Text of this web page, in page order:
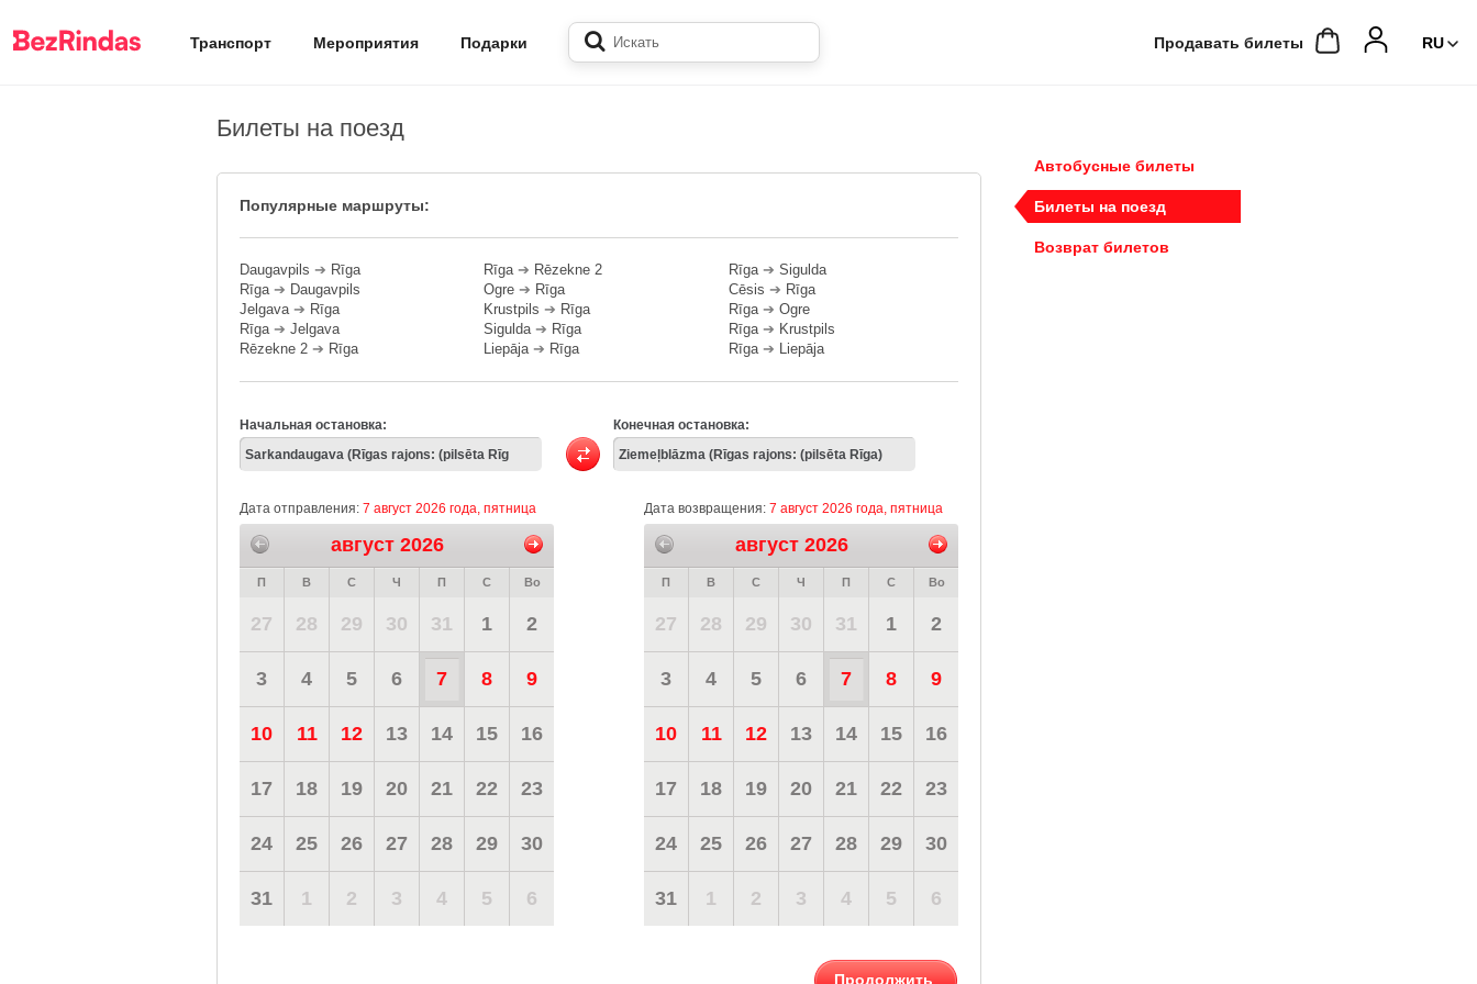
Транспорт Мероприятия Подарки Продавать билеты
Билеты на поезд
Популярные маршруты:
Daugavpils ➔ Rīga
Rīga➔ Daugavpils
Jelgava➔ Rīga
Rīga➔ Jelgava
Rēzekne 2 ➔ Rīga
Rīga➔ Rēzekne 2
Ogre ➔ Rīga
Krustpils ➔ Rīga
Sigulda➔ Rīga
Liepāja➔ Rīga
Rīga➔ Sigulda
Cēsis ➔ Rīga
Rīga➔ Ogre
Rīga➔ Krustpils
Rīga➔ Liepāja
Начальная остановка: Конечная остановка:
Дата отправления: 7 август 2026 года, пятница
август 2026
П В С Ч П С Во
27 28 29 30 31 1 2
3 4 5 6 7 8 9
10 11 12 13 14 15 16
17 18 19 20 21 22 23
24 25 26 27 28 29 30
31 1 2 3 4 5 6
Дата возвращения: 7 август 2026 года, пятница
август 2026
П В С Ч П С Во
27 28 29 30 31 1 2
3 4 5 6 7 8 9
10 11 12 13 14 15 16
17 18 19 20 21 22 23
24 25 26 27 28 29 30
31 1 2 3 4 5 6
Продолжить
Автобусные билеты
Билеты на поезд
Возврат билетов